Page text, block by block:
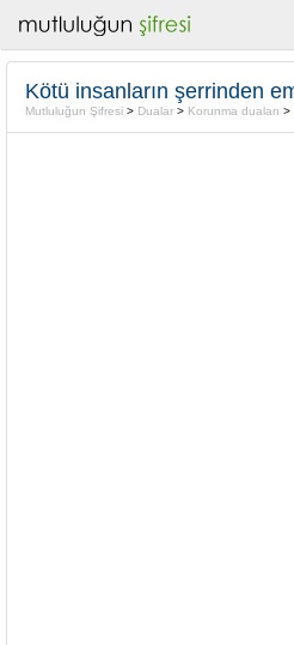
Mutluluğun Şifresi > Dualar > Korunma duaları >